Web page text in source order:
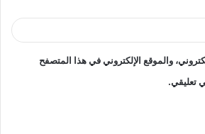
والموقع الإلكتروني في هذا المتصفح
تعليقي.